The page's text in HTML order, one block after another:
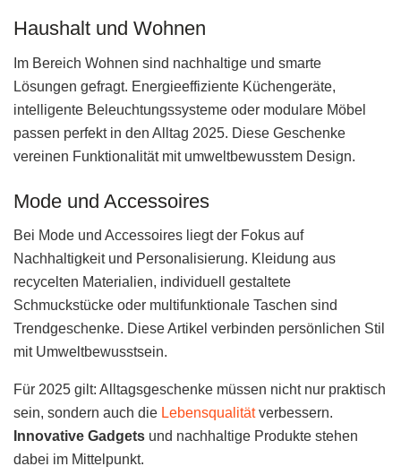
Haushalt und Wohnen
Im Bereich Wohnen sind nachhaltige und smarte
Lösungen gefragt. Energieeffiziente Küchengeräte,
intelligente Beleuchtungssysteme oder modulare Möbel
passen perfekt in den Alltag 2025. Diese Geschenke
vereinen Funktionalität mit umweltbewusstem Design.
Mode und Accessoires
Bei Mode und Accessoires liegt der Fokus auf
Nachhaltigkeit und Personalisierung. Kleidung aus
recycelten Materialien, individuell gestaltete
Schmuckstücke oder multifunktionale Taschen sind
Trendgeschenke. Diese Artikel verbinden persönlichen Stil
mit Umweltbewusstsein.
Für 2025 gilt: Alltagsgeschenke müssen nicht nur praktisch
sein, sondern auch die Lebensqualitätverbessern.
Innovative Gadgets und nachhaltige Produkte stehen
dabei im Mittelpunkt.